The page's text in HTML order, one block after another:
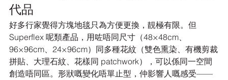
代品
好多行家覺得方塊地毯只為方便更換，靚極有限。但
Superflex 呢類產品，用咗唔同尺寸（48×48cm、
96×96cm、24×96cm）同多種花紋（雙色熏染、有機剪裁
拼貼、大理石紋、花樣同 patchwork），可以係同一空間
創造唔同區。形狀嘅變化唔單止型，仲影響人嘅感受——